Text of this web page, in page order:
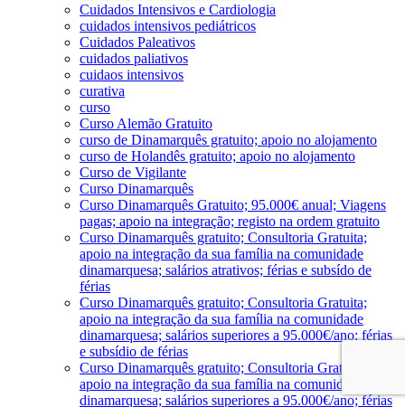
Cuidados Intensivos e Cardiologia
cuidados intensivos pediátricos
Cuidados Paleativos
cuidados paliativos
cuidaos intensivos
curativa
curso
Curso Alemão Gratuito
curso de Dinamarquês gratuito; apoio no alojamento
curso de Holandês gratuito; apoio no alojamento
Curso de Vigilante
Curso Dinamarquês
Curso Dinamarquês Gratuito; 95.000€ anual; Viagens
pagas; apoio na integração; registo na ordem gratuito
Curso Dinamarquês gratuito; Consultoria Gratuita;
apoio na integração da sua família na comunidade
dinamarquesa; salários atrativos; férias e subsído de
férias
Curso Dinamarquês gratuito; Consultoria Gratuita;
apoio na integração da sua família na comunidade
dinamarquesa; salários superiores a 95.000€/ano; férias
e subsídio de férias
Curso Dinamarquês gratuito; Consultoria Gratuita;
apoio na integração da sua família na comunidade
dinamarquesa; salários superiores a 95.000€/ano; férias